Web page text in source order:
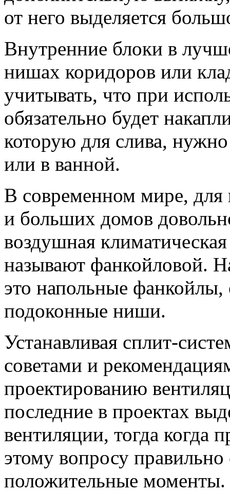
от него выделяется
Внутренние блоки в
нишах коридоров или
учитывать, что при
обязательно будет
которую для слива,
или в ванной.
В современном мире, для
и больших домов
воздушная
называют фанкойловой.
это напольные
подоконные ниши.
Устанавливая сплит-
советами и
проектированию
последние в проектах
вентиляции, тогда когда
этому вопросу
положительные моменты.